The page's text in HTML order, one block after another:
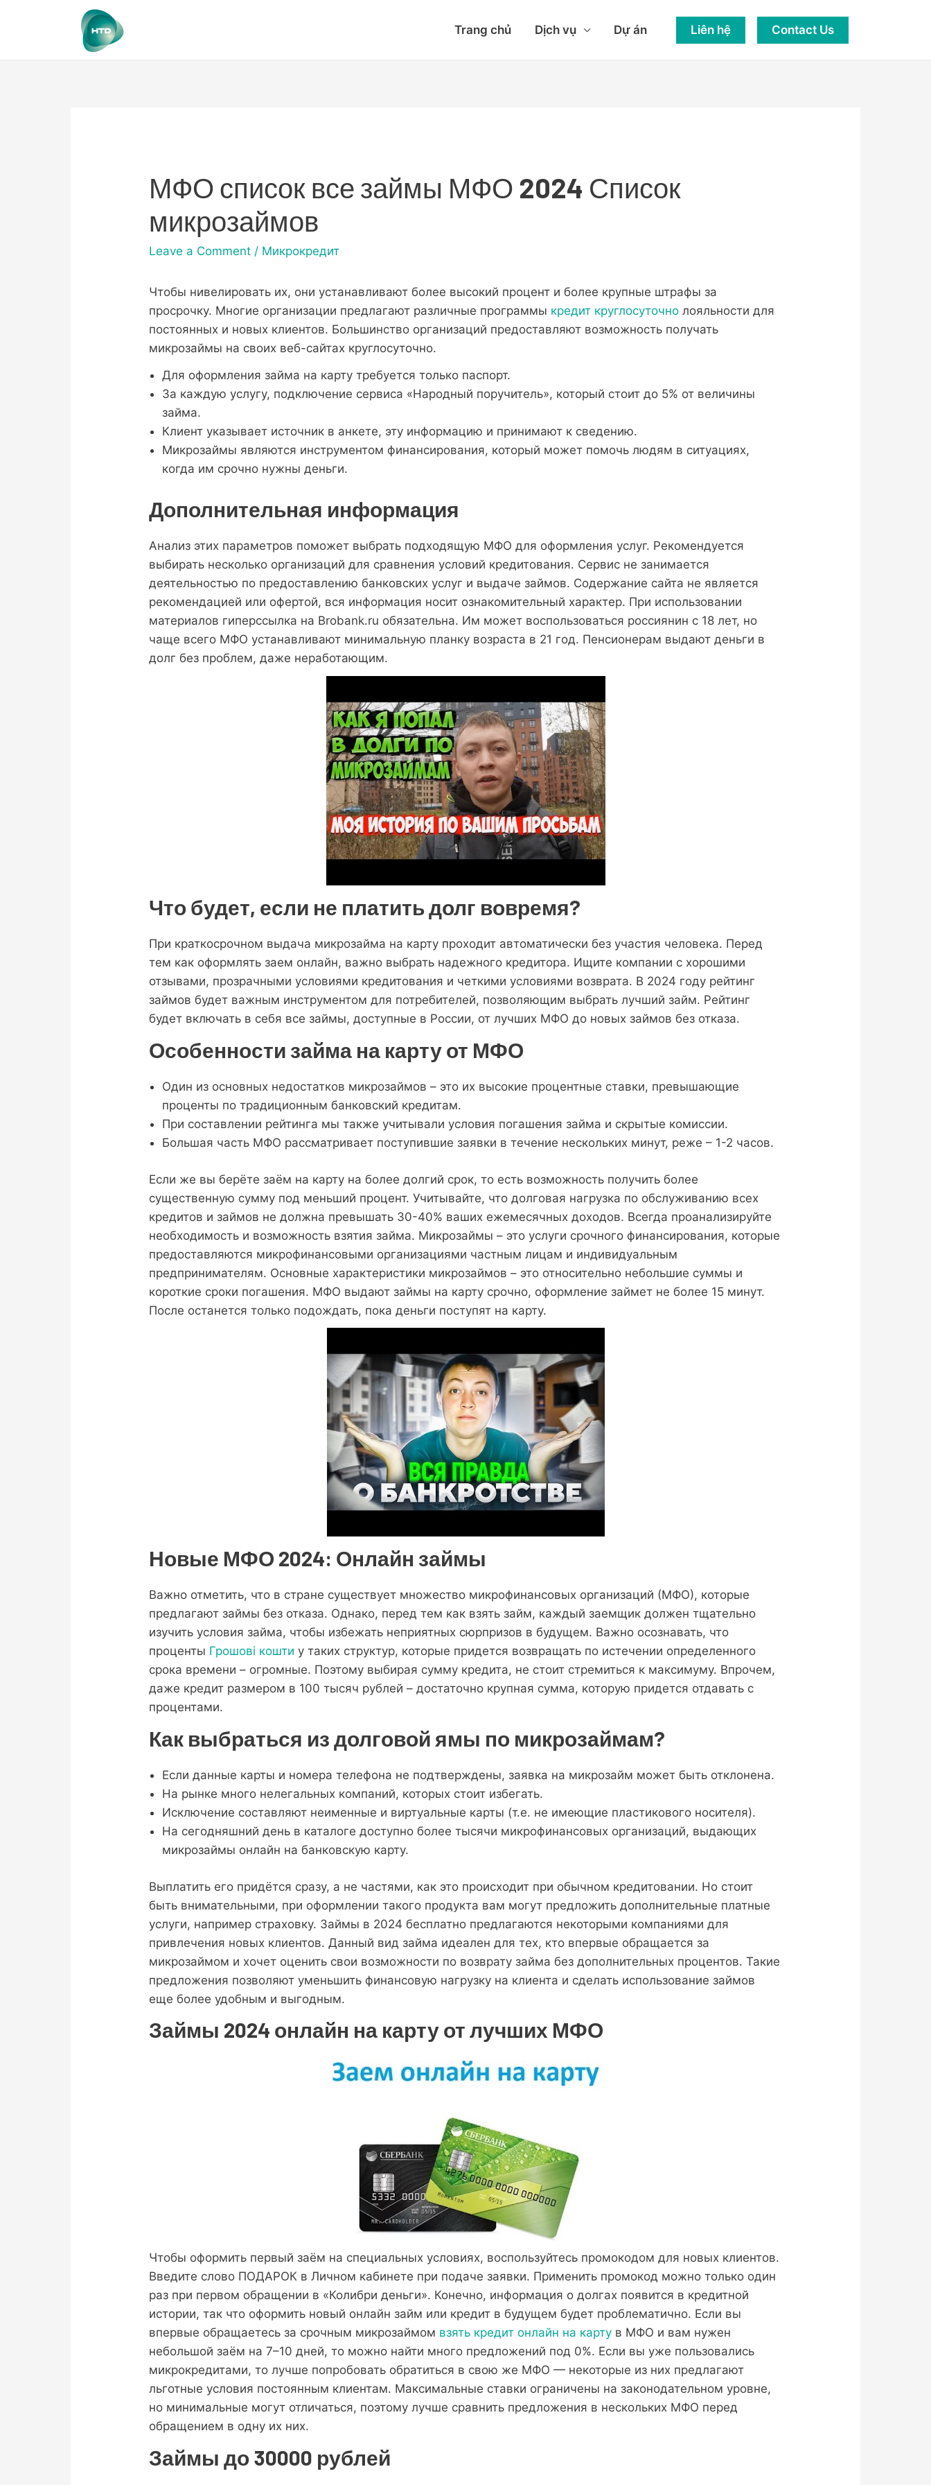
Trang chủ Dịch vụ Dự án Liên hệ Contact Us
МФО список все займы МФО 2024 Список
микрозаймов
Leave a Comment / Микрокредит
Чтобы нивелировать их, они устанавливают более высокий процент и более крупные штрафы за
просрочку. Многие организации предлагают различные программы кредит круглосуточно лояльности для
постоянных и новых клиентов. Большинство организаций предоставляют возможность получать
микрозаймы на своих веб-сайтах круглосуточно.
Для оформления займа на карту требуется только паспорт.
За каждую услугу, подключение сервиса «Народный поручитель», который стоит до 5% от величины
займа.
Клиент указывает источник в анкете, эту информацию и принимают к сведению.
Микрозаймы являются инструментом финансирования, который может помочь людям в ситуациях,
когда им срочно нужны деньги.
Дополнительная информация
Анализ этих параметров поможет выбрать подходящую МФО для оформления услуг. Рекомендуется
выбирать несколько организаций для сравнения условий кредитования. Сервис не занимается
деятельностью по предоставлению банковских услуг и выдаче займов. Содержание сайта не является
рекомендацией или офертой, вся информация носит ознакомительный характер. При использовании
материалов гиперссылка на Brobank.ru обязательна. Им может воспользоваться россиянин с 18 лет, но
чаще всего МФО устанавливают минимальную планку возраста в 21 год. Пенсионерам выдают деньги в
долг без проблем, даже неработающим.
Что будет, если не платить долг вовремя?
При краткосрочном выдача микрозайма на карту проходит автоматически без участия человека. Перед
тем как оформлять заем онлайн, важно выбрать надежного кредитора. Ищите компании с хорошими
отзывами, прозрачными условиями кредитования и четкими условиями возврата. В 2024 году рейтинг
займов будет важным инструментом для потребителей, позволяющим выбрать лучший займ. Рейтинг
будет включать в себя все займы, доступные в России, от лучших МФО до новых займов без отказа.
Особенности займа на карту от МФО
Один из основных недостатков микрозаймов – это их высокие процентные ставки, превышающие
проценты по традиционным банковский кредитам.
При составлении рейтинга мы также учитывали условия погашения займа и скрытые комиссии.
Большая часть МФО рассматривает поступившие заявки в течение нескольких минут, реже – 1-2 часов.
Если же вы берёте заём на карту на более долгий срок, то есть возможность получить более
существенную сумму под меньший процент. Учитывайте, что долговая нагрузка по обслуживанию всех
кредитов и займов не должна превышать 30-40% ваших ежемесячных доходов. Всегда проанализируйте
необходимость и возможность взятия займа. Микрозаймы – это услуги срочного финансирования, которые
предоставляются микрофинансовыми организациями частным лицам и индивидуальным
предпринимателям. Основные характеристики микрозаймов – это относительно небольшие суммы и
короткие сроки погашения. МФО выдают займы на карту срочно, оформление займет не более 15 минут.
После останется только подождать, пока деньги поступят на карту.
Новые МФО 2024: Онлайн займы
Важно отметить, что в стране существует множество микрофинансовых организаций (МФО), которые
предлагают займы без отказа. Однако, перед тем как взять займ, каждый заемщик должен тщательно
изучить условия займа, чтобы избежать неприятных сюрпризов в будущем. Важно осознавать, что
проценты Грошові кошти у таких структур, которые придется возвращать по истечении определенного
срока времени – огромные. Поэтому выбирая сумму кредита, не стоит стремиться к максимуму. Впрочем,
даже кредит размером в 100 тысяч рублей – достаточно крупная сумма, которую придется отдавать с
процентами.
Как выбраться из долговой ямы по микрозаймам?
Если данные карты и номера телефона не подтверждены, заявка на микрозайм может быть отклонена.
На рынке много нелегальных компаний, которых стоит избегать.
Исключение составляют неименные и виртуальные карты (т.е. не имеющие пластикового носителя).
На сегодняшний день в каталоге доступно более тысячи микрофинансовых организаций, выдающих
микрозаймы онлайн на банковскую карту.
Выплатить его придётся сразу, а не частями, как это происходит при обычном кредитовании. Но стоит
быть внимательными, при оформлении такого продукта вам могут предложить дополнительные платные
услуги, например страховку. Займы в 2024 бесплатно предлагаются некоторыми компаниями для
привлечения новых клиентов. Данный вид займа идеален для тех, кто впервые обращается за
микрозаймом и хочет оценить свои возможности по возврату займа без дополнительных процентов. Такие
предложения позволяют уменьшить финансовую нагрузку на клиента и сделать использование займов
еще более удобным и выгодным.
Займы 2024 онлайн на карту от лучших МФО
Чтобы оформить первый заём на специальных условиях, воспользуйтесь промокодом для новых клиентов.
Введите слово ПОДАРОК в Личном кабинете при подаче заявки. Применить промокод можно только один
раз при первом обращении в «Колибри деньги». Конечно, информация о долгах появится в кредитной
истории, так что оформить новый онлайн займ или кредит в будущем будет проблематично. Если вы
впервые обращаетесь за срочным микрозаймом взять кредит онлайн на карту в МФО и вам нужен
небольшой заём на 7–10 дней, то можно найти много предложений под 0%. Если вы уже пользовались
микрокредитами, то лучше попробовать обратиться в свою же МФО — некоторые из них предлагают
льготные условия постоянным клиентам. Максимальные ставки ограничены на законодательном уровне,
но минимальные могут отличаться, поэтому лучше сравнить предложения в нескольких МФО перед
обращением в одну их них.
Займы до 30000 рублей